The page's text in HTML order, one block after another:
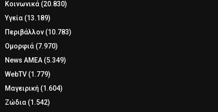
Κοινωνικά (20.830)
Υγεία (13.189)
Περιβάλλον (10.783)
Ομορφιά (7.970)
News ΑΜΕΑ (5.349)
WebTV (1.779)
Μαγειρική (1.604)
Ζώδια (1.542)